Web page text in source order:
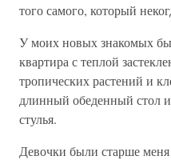
того самого, который
У моих новых знакомых
квартира с теплой
тропических растений и
длинный обеденный стол
стулья.
Девочки были старше